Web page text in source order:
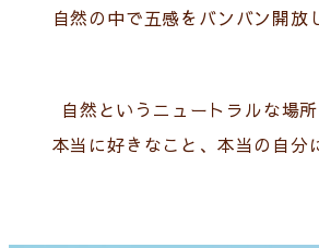
自然の中で五感をバンバン開放
自然というニュートラルな場
本当に好きなこと、本当の自分